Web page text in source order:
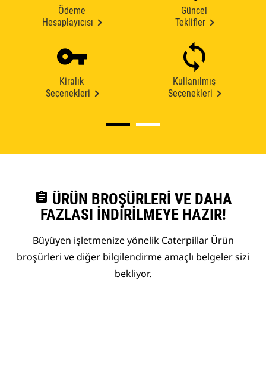
Ödeme
Hesaplayıcısı
Güncel
Teklifler
Kiralık
Seçenekleri
Kullanılmış
Seçenekleri
assignment ÜRÜN BROŞÜRLERI VE DAHA
FAZLASI İNDIRILMEYE HAZIR!
Büyüyen işletmenize yönelik Caterpillar Ürün
broşürleri ve diğer bilgilendirme amaçlı belgeler sizi
bekliyor.